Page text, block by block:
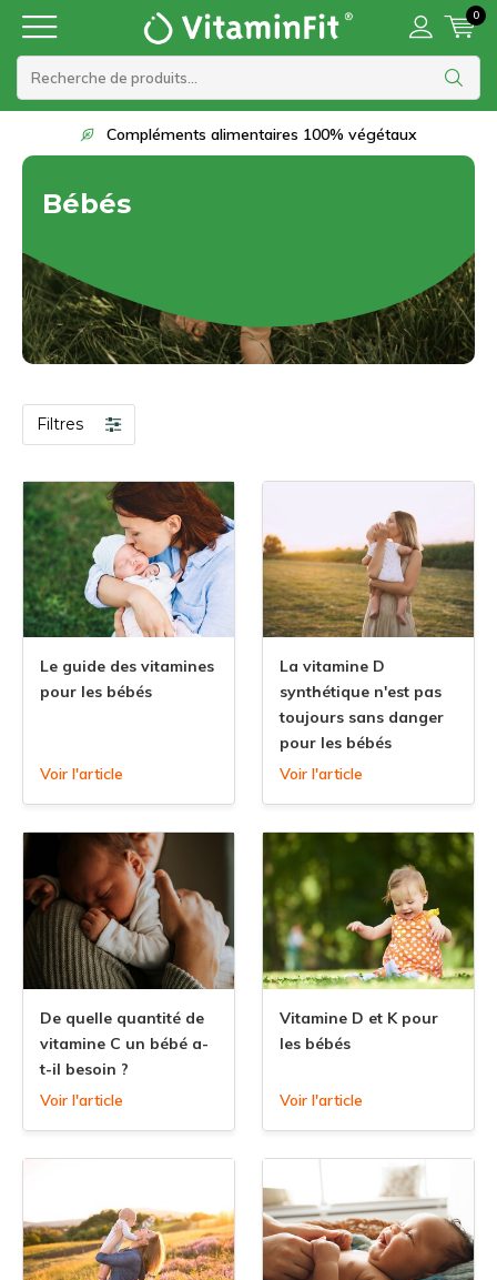
0
Compléments alimentaires 100% végétaux
Bébés
Filtres
Le guide des vitamines
pour les bébés
Voir l'article
La vitamine D
synthétique n'est pas
toujours sans danger
pour les bébés
Voir l'article
De quelle quantité de
vitamine C un bébé a-
t-il besoin ?
Voir l'article
Vitamine D et K pour
les bébés
Voir l'article